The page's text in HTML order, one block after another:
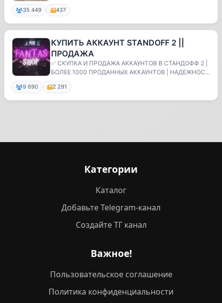
35 449 437
КУПИТЬ АККАУНТ STANDOFF 2 ||
ПРОДАЖА
✅ СКУПКА И ПРОДАЖА АККАУНТОВ В СТАНДОФФ 2 |
БОЛЕЕ 1000 ПРОДАННЫХ АККАУНТОВ | НАДЕЖНОСТ
Ь
9 690 2 291
Категории
Каталог
Добавьте Telegram-канал
Создайте ТГ канал
Важное!
Пользовательское соглашение
Политика конфиденциальности